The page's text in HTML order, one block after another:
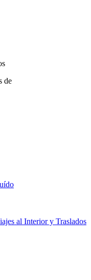
de
al Interior y Traslados